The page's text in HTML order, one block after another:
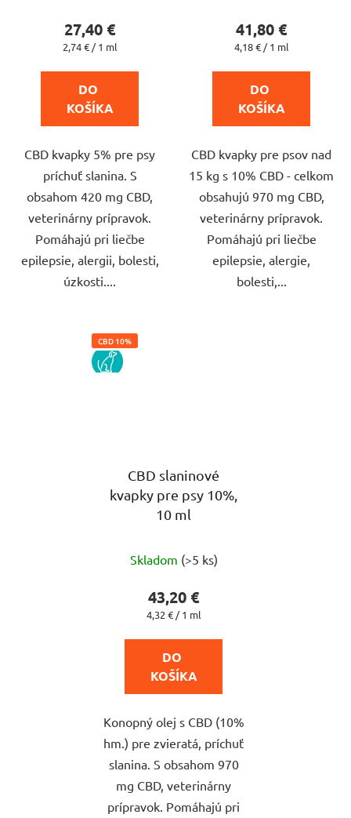
produktu
je
z
5
hviezdičiek.
27,40 €
Jednotková
2,74 € / 1 ml
DO
KOŠÍKA
CBD kvapky 5% pre psy
príchuť slanina. S
obsahom 420 mg CBD,
veterinárny prípravok.
Pomáhajú pri liečbe
epilepsie, alergii, bolesti,
úzkosti....
produktu
je
z
5
hviezdičiek.
41,80 €
Jednotková
4,18 € / 1 ml
DO
KOŠÍKA
CBD kvapky pre psov nad
15 kg s 10% CBD - celkom
obsahujú 970 mg CBD,
veterinárny prípravok.
Pomáhajú pri liečbe
epilepsie, alergie,
bolesti,...
CBD 10%
PES
CBD slaninové
kvapky pre psy 10%,
10 ml
hodnotenie
je
z
5
hviezdičiek.
Skladom (>5 ks)
43,20 €
Jednotková
4,32 € / 1 ml
DO
KOŠÍKA
Konopný olej s CBD (10%
hm.) pre zvieratá, príchuť
slanina. S obsahom 970
mg CBD, veterinárny
prípravok. Pomáhajú pri